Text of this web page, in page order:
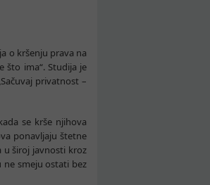
o kršenju prava na
što ima“. Studija je
privatnost –
se krše njihova
ponavljaju štetne
u široj javnosti kroz
ne smeju ostati bez